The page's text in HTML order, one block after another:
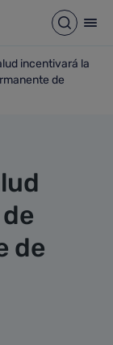
Abrir
de migas
incentivará
incentivará la
de
de